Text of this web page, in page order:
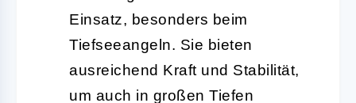
Einsatz, besonders beim
Tiefseeangeln. Sie bieten
ausreichend Kraft und Stabilität,
um auch in großen Tiefen